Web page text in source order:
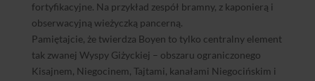
fortyfikacyjne. Na przykład zespół bramny, z kaponierą i
obserwacyjną wieżyczką pancerną.
Pamiętajcie, że twierdza Boyen to tylko centralny element
tak zwanej Wyspy Giżyckiej – obszaru ograniczonego
Kisajnem, Niegocinem, Tajtami, kanałami Niegocińskim i